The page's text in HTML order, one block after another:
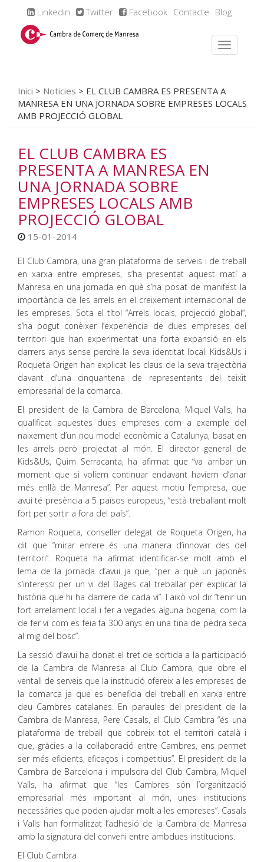
Linkedin Twitter Facebook Contacte Blog
Inici > Noticies > EL CLUB CAMBRA ES PRESENTA A
MANRESA EN UNA JORNADA SOBRE EMPRESES LOCALS
AMB PROJECCIÓ GLOBAL
EL CLUB CAMBRA ES
PRESENTA A MANRESA EN
UNA JORNADA SOBRE
EMPRESES LOCALS AMB
PROJECCIÓ GLOBAL
15-01-2014
El Club Cambra, una gran plataforma de serveis i de treball
en xarxa entre empreses, s’ha presentat aquest matí a
Manresa en una jornada en què s’ha posat de manifest la
importància de les arrels en el creixement internacional de
les empreses. Sota el títol “Arrels locals, projecció global”,
s’ha pogut conèixer l’experiència de dues empreses del
territori que han experimentat una forta expansió en els
darrers anys sense perdre la seva identitat local. Kids&Us i
Roqueta Origen han explicat les claus de la seva trajectòria
davant d’una cinquantena de representants del teixit
empresarial de la comarca.
El president de la Cambra de Barcelona, Miquel Valls, ha
qualificat aquestes dues empreses com a exemple del
naixement d’un nou model econòmic a Catalunya, basat en
les arrels però projectat al món. El director general de
Kids&Us, Quim Serracanta, ha afirmat que “va arribar un
moment que si volíem continuar endavant havíem d’anar
més enllà de Manresa”. Per aquest motiu l’empresa, que
avui té presència a 5 països europeus, “està treballant molt
fort per sortir a fora del país”.
Ramon Roqueta, conseller delegat de Roqueta Origen, ha
dit que “mirar enrere és una manera d’innovar des del
territori”. Roqueta ha afirmat identificar-se molt amb el
lema de la jornada d’avui ja que, “per a què un japonès
s’interessi per un vi del Bages cal treballar per explicar la
història que hi ha darrere de cada vi”. I això vol dir “tenir un
fort arrelament local i fer a vegades alguna bogeria, com la
de fer vi com es feia fa 300 anys en una tina de pedra seca
al mig del bosc”.
La sessió d’avui ha donat el tret de sortida a la participació
de la Cambra de Manresa al Club Cambra, que obre el
ventall de serveis que la institució ofereix a les empreses de
la comarca ja que es beneficia del treball en xarxa entre
deu Cambres catalanes. En paraules del president de la
Cambra de Manresa, Pere Casals, el Club Cambra “és una
plataforma de treball que cobreix tot el territori català i
que, gràcies a la col·laboració entre Cambres, ens permet
ser més eficients, eficaços i competitius”. El president de la
Cambra de Barcelona i impulsora del Club Cambra, Miquel
Valls, ha afirmat que “les Cambres són l’organització
empresarial més important al món, unes institucions
necessàries que poden ajudar molt a les empreses”. Casals
i Valls han formalitzat l’adhesió de la Cambra de Manresa
amb la signatura del conveni entre ambdues institucions.
El Club Cambra